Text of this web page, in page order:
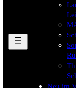
Neu im